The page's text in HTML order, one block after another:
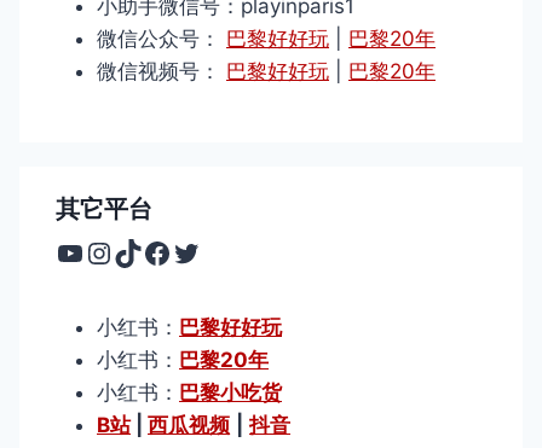
小助手微信号：playinparis1
微信公众号： 巴黎好好玩
巴黎20年
微信视频号： 巴黎好好玩 巴黎20年
其它平台
YouTube
Instagram
TikTok
Facebook
Twitter
小红书： 巴黎好好玩
小红书： 巴黎20年
小红书： 巴黎小吃货
B站| 西瓜视频 抖音